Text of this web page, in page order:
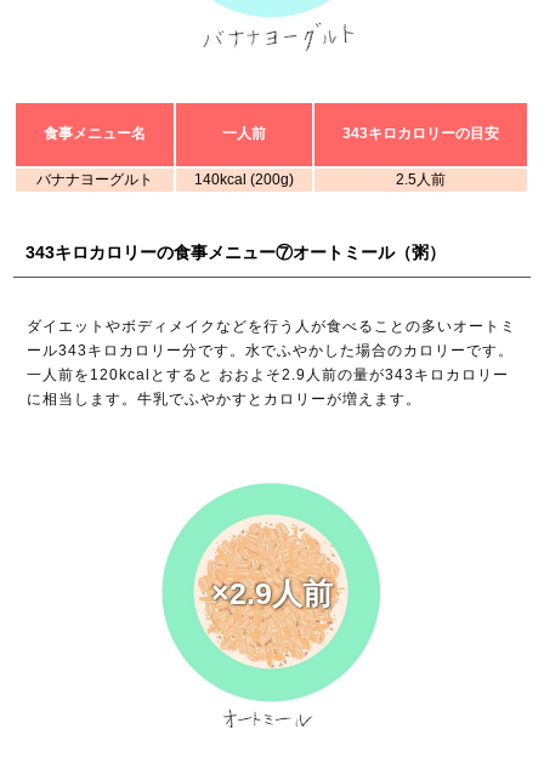
食事メニュー名 一人前 343キロカロリーの目安
バナナヨーグルト 140kcal (200g) 2.5人前
343キロカロリーの食事メニュー⑦オートミール（粥）
ダイエットやボディメイクなどを行う人が食べることの多いオートミ
ール343キロカロリー分です。水でふやかした場合のカロリーです。
一人前を120kcalとすると おおよそ2.9人前の量が343キロカロリー
に相当します。牛乳でふやかすとカロリーが増えます。
×2.9人前